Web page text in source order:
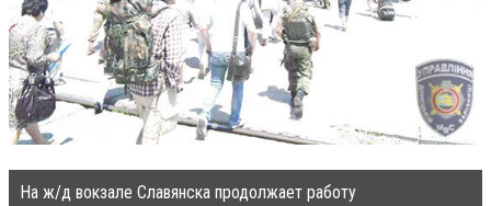
На ж/д вокзале Славянска продолжает работу